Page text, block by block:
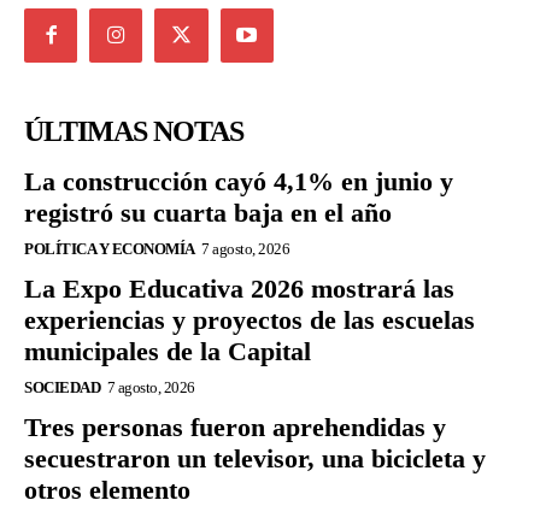
ÚLTIMAS NOTAS
La construcción cayó 4,1% en junio y
registró su cuarta baja en el año
POLÍTICA Y ECONOMÍA 7 agosto, 2026
La Expo Educativa 2026 mostrará las
experiencias y proyectos de las escuelas
municipales de la Capital
SOCIEDAD 7 agosto, 2026
Tres personas fueron aprehendidas y
secuestraron un televisor, una bicicleta y
otros elemento